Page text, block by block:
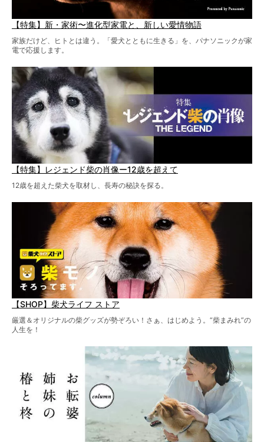
【特集】新・家術〜進化型家電と、新しい愛情物語
家族だけど、ヒトとは違う。「愛犬とともに生きる」を、パナソニックが家
電で応援します。
【特集】レジェンド柴の肖像ー12歳を超えて
12歳を超えた柴犬を取材し、長寿の秘訣を探る。
【SHOP】柴犬ライフ ストア
厳選＆オリジナルの柴グッズが勢ぞろい！さぁ、はじめよう。“柴まみれ”の
人生を！